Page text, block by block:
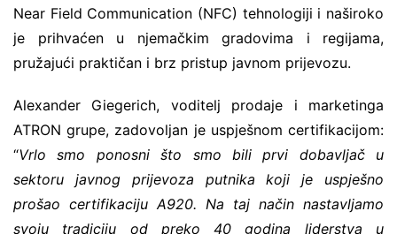
Near Field Communication (NFC) tehnologiji i naširoko
je prihvaćen u njemačkim gradovima i regijama,
pružajući praktičan i brz pristup javnom prijevozu.
Alexander Giegerich, voditelj prodaje i marketinga
ATRON grupe, zadovoljan je uspješnom certifikacijom:
“Vrlo smo ponosni što smo bili prvi dobavljač u
sektoru javnog prijevoza putnika koji je uspješno
prošao certifikaciju A920. Na taj način nastavljamo
svoju tradiciju od preko 40 godina liderstva u